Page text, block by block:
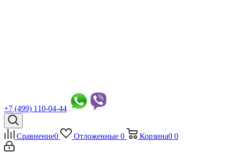
+7 (499) 110-04-44
Сравнение0 Отложенные 0 Корзина0 0